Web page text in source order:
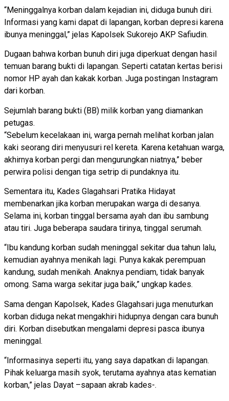
“Meninggalnya korban dalam kejadian ini, diduga bunuh diri.
Informasi yang kami dapat di lapangan, korban depresi karena
ibunya meninggal,” jelas Kapolsek Sukorejo AKP Safiudin.
Dugaan bahwa korban bunuh diri juga diperkuat dengan hasil
temuan barang bukti di lapangan. Seperti catatan kertas berisi
nomor HP ayah dan kakak korban. Juga postingan Instagram
dari korban.
Sejumlah barang bukti (BB) milik korban yang diamankan
petugas.
“Sebelum kecelakaan ini, warga pernah melihat korban jalan
kaki seorang diri menyusuri rel kereta. Karena ketahuan warga,
akhirnya korban pergi dan mengurungkan niatnya,” beber
perwira polisi dengan tiga setrip di pundaknya itu.
Sementara itu, Kades Glagahsari Pratika Hidayat
membenarkan jika korban merupakan warga di desanya.
Selama ini, korban tinggal bersama ayah dan ibu sambung
atau tiri. Juga beberapa saudara tirinya, tinggal serumah.
“Ibu kandung korban sudah meninggal sekitar dua tahun lalu,
kemudian ayahnya menikah lagi. Punya kakak perempuan
kandung, sudah menikah. Anaknya pendiam, tidak banyak
omong. Sama warga sekitar juga baik,” ungkap kades.
Sama dengan Kapolsek, Kades Glagahsari juga menuturkan
korban diduga nekat mengakhiri hidupnya dengan cara bunuh
diri. Korban disebutkan mengalami depresi pasca ibunya
meninggal.
“Informasinya seperti itu, yang saya dapatkan di lapangan.
Pihak keluarga masih syok, terutama ayahnya atas kematian
korban,” jelas Dayat –sapaan akrab kades-.